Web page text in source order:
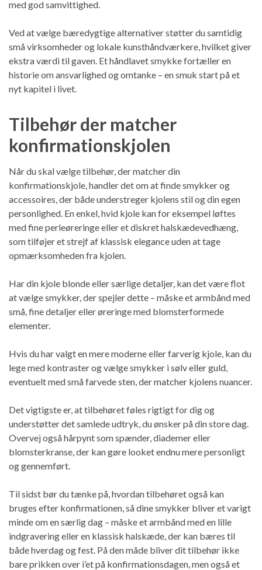
med god samvittighed.
Ved at vælge bæredygtige alternativer støtter du samtidig
små virksomheder og lokale kunsthåndværkere, hvilket giver
ekstra værdi til gaven. Et håndlavet smykke fortæller en
historie om ansvarlighed og omtanke – en smuk start på et
nyt kapitel i livet.
Tilbehør der matcher
konfirmationskjolen
Når du skal vælge tilbehør, der matcher din
konfirmationskjole, handler det om at finde smykker og
accessoires, der både understreger kjolens stil og din egen
personlighed. En enkel, hvid kjole kan for eksempel løftes
med fine perleøreringe eller et diskret halskædevedhæng,
som tilføjer et strejf af klassisk elegance uden at tage
opmærksomheden fra kjolen.
Har din kjole blonde eller særlige detaljer, kan det være flot
at vælge smykker, der spejler dette – måske et armbånd med
små, fine detaljer eller øreringe med blomsterformede
elementer.
Hvis du har valgt en mere moderne eller farverig kjole, kan du
lege med kontraster og vælge smykker i sølv eller guld,
eventuelt med små farvede sten, der matcher kjolens nuancer.
Det vigtigste er, at tilbehøret føles rigtigt for dig og
understøtter det samlede udtryk, du ønsker på din store dag.
Overvej også hårpynt som spænder, diademer eller
blomsterkranse, der kan gøre looket endnu mere personligt
og gennemført.
Til sidst bør du tænke på, hvordan tilbehøret også kan
bruges efter konfirmationen, så dine smykker bliver et varigt
minde om en særlig dag – måske et armbånd med en lille
indgravering eller en klassisk halskæde, der kan bæres til
både hverdag og fest. På den måde bliver dit tilbehør ikke
bare prikken over i’et på konfirmationsdagen, men også et